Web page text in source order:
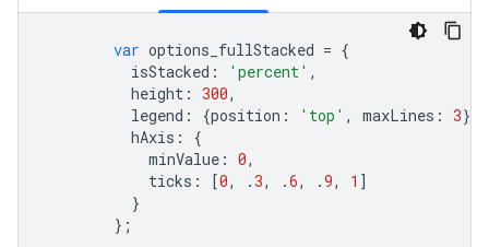
var options_fullStacked = {
isStacked : 'percent' ,
height : 300,
legend : {position : 'top' , maxLines : 3},
hAxis :
{
minValue : 0,
ticks : [0, .3, .6, .9, 1 ]
}
};